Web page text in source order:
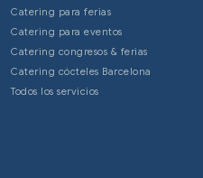
Catering para ferias
Catering para eventos
Catering congresos & ferias
Catering cócteles Barcelona
Todos los servicios